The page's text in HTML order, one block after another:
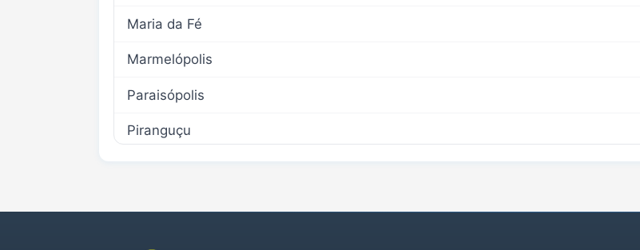
Maria da Fé
Marmelópolis
Paraisópolis
Piranguçu